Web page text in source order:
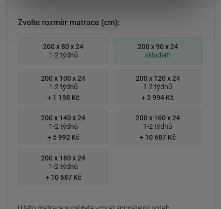
Zvolte rozměr matrace (cm):
200 x 80 x 24
1-2 týdnů
200 x 90 x 24
skladem
200 x 100 x 24
1-2 týdnů
+ 1 198 Kč
200 x 120 x 24
1-2 týdnů
+ 2 994 Kč
200 x 140 x 24
1-2 týdnů
+ 5 992 Kč
200 x 160 x 24
1-2 týdnů
+ 10 687 Kč
200 x 180 x 24
1-2 týdnů
+ 10 687 Kč